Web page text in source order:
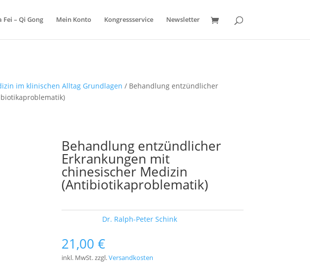
Fei – Qi Gong Mein Konto Kongressservice Newsletter
im klinischen Alltag Grundlagen / Behandlung entzündlicher
Behandlung entzündlicher
Erkrankungen mit
chinesischer Medizin
(Antibiotikaproblematik)
Dr. Ralph-Peter Schink
21,00€
inkl. MwSt.zzgl.Versandkosten